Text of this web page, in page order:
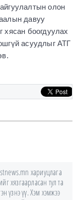
олон
давуу
хясан боогдуулах
асуудлыг АТГ
хариуцлага
хязгаарласан тул та
үзнэ үү. Хэм хэмжээ